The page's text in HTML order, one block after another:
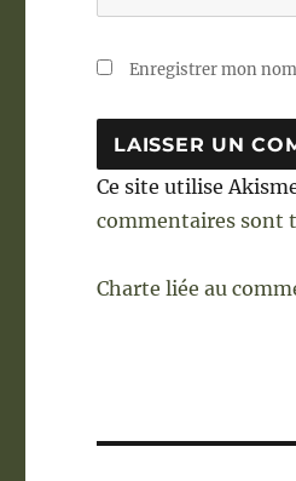
Enregistrer mon
Ce site utilise
commentaires sont
Charte liée au